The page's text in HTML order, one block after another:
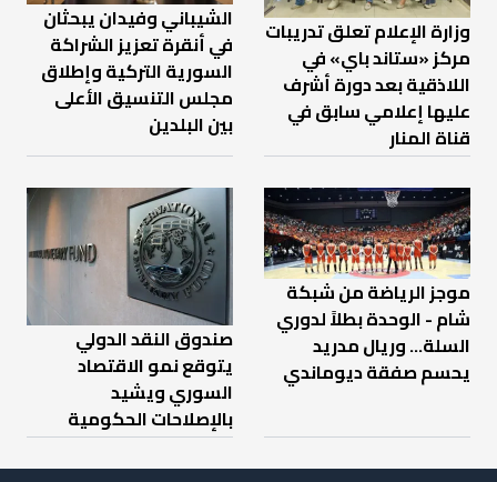
وزارة الإعلام تعلق تدريبات
مركز «ستاند باي» في
اللاذقية بعد دورة أشرف
عليها إعلامي سابق في
قناة المنار
الشيباني وفيدان يبحثان
في أنقرة تعزيز الشراكة
السورية التركية وإطلاق
مجلس التنسيق الأعلى
بين البلدين
موجز الرياضة من شبكة
شام - الوحدة بطلاً لدوري
السلة... وريال مدريد
يحسم صفقة ديوماندي
صندوق النقد الدولي
يتوقع نمو الاقتصاد
السوري ويشيد
بالإصلاحات الحكومية